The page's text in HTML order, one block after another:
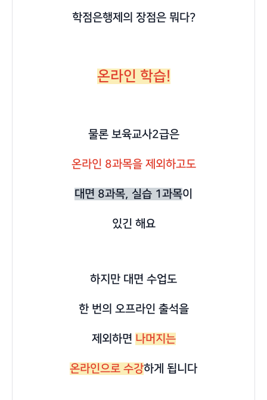
학점은행제의 장점은 뭐다?
온라인 학습!
물론 보육교사2급은
온라인 8과목을 제외하고도
대면 8과목, 실습 1과목이
있긴 해요
하지만 대면 수업도
한 번의 오프라인 출석을
제외하면 나머지는
온라인으로 수강하게 됩니다